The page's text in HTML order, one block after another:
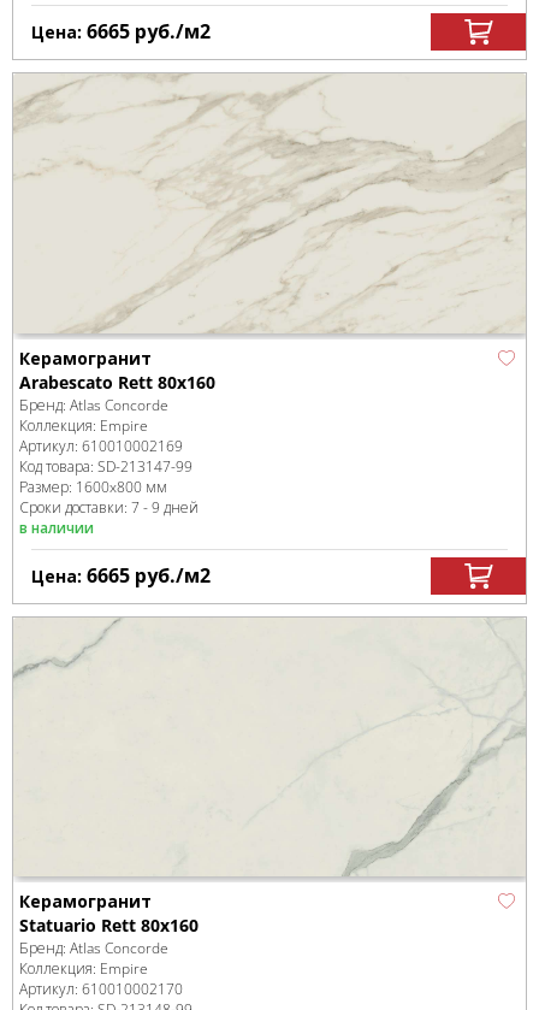
Цена: 6665 руб./м2
Керамогранит
Arabescato Rett 80x160
Бренд: Atlas Concorde
Коллекция: Empire
Артикул: 610010002169
Код товара: SD-213147-99
Размер: 1600x800 мм
Сроки доставки: 7 - 9 дней
в наличии
Цена: 6665 руб./м2
Керамогранит
Statuario Rett 80x160
Бренд: Atlas Concorde
Коллекция: Empire
Артикул: 610010002170